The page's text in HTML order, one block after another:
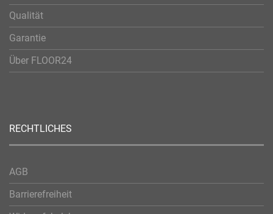
Qualität
Garantie
Über FLOOR24
RECHTLICHES
AGB
Barrierefreiheit